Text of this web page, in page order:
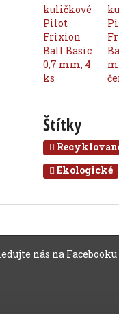
Štítky
Ekologické